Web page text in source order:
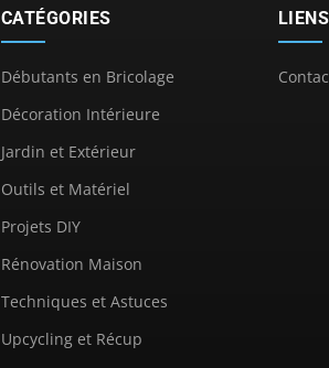
CATÉGORIES
Débutants en Bricolage
Décoration Intérieure
Jardin et Extérieur
Outils et Matériel
Projets DIY
Rénovation Maison
Techniques et Astuces
Upcycling et Récup